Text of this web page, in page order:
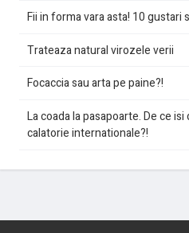
Fii in forma vara asta! 10 gustari
Trateaza natural virozele verii
Focaccia sau arta pe paine?!
La coada la pasapoarte. De ce
calatorie internationale?!